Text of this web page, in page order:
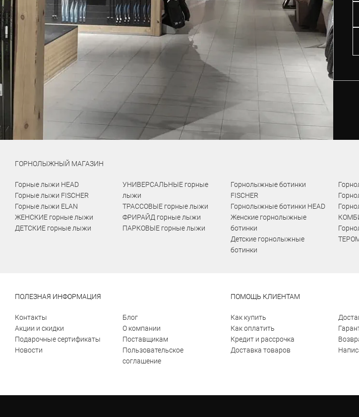
ГОРНОЛЫЖНЫЙ МАГАЗИН
Горные лыжи HEAD
Горные лыжи FISCHER
Горные лыжи ELAN
ЖЕНСКИЕ горные лыжи
ДЕТСКИЕ горные лыжи
УНИВЕРСАЛЬНЫЕ горные
лыжи
ТРАССОВЫЕ горные лыжи
ФРИРАЙД горные лыжи
ПАРКОВЫЕ горные лыжи
Горнолыжные ботинки
FISCHER
Горнолыжные ботинки HEAD
Женские горнолыжные
ботинки
Детские горнолыжные
ботинки
ПОЛЕЗНАЯ ИНФОРМАЦИЯ
Контакты
Акции и скидки
Подарочные сертификаты
Новости
Блог
О компании
Поставщикам
Пользовательское
соглашение
ПОМОЩЬ КЛИЕНТАМ
Как купить
Как оплатить
Кредит и рассрочка
Доставка товаров